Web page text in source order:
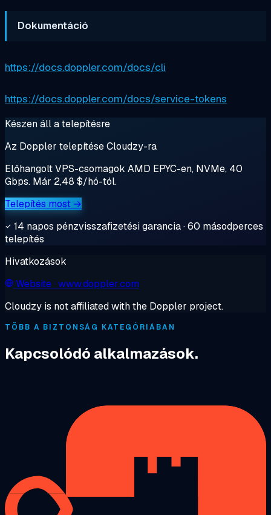
Dokumentáció
https://docs.doppler.com/docs/cli
https://docs.doppler.com/docs/service-tokens
Készen áll a telepítésre
Az Doppler telepítése Cloudzy-ra
Előhangolt VPS-csomagok AMD EPYC-en, NVMe, 40
Gbps. Már 2,48 $/hó-tól.
Telepítés most →
14 napos pénzvisszafizetési garancia · 60 másodperces
telepítés
Hivatkozások
Website· www.doppler.com
Cloudzy is not affiliated with the Doppler project.
TÖBB A BIZTONSÁG KATEGÓRIÁBAN
Kapcsolódó alkalmazások.